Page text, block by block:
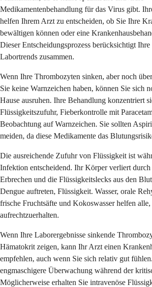
Medikamentenbehandlung für das Virus gibt.
helfen Ihrem Arzt zu entscheiden, ob Sie Ihre
bewältigen können oder eine
Dieser Entscheidungsprozess berücksichtigt
Labortrends zusammen.
Wenn Ihre Thrombozyten sinken, aber noch
Sie keine Warnzeichen haben, können Sie sich
Hause ausruhen. Ihre Behandlung konzentriert
Flüssigkeitszufuhr, Fieberkontrolle mit
Beobachtung auf Warnzeichen. Sie sollten
meiden, da diese Medikamente das
Die ausreichende Zufuhr von Flüssigkeit ist
Infektion entscheidend. Ihr Körper verliert durch
Erbrechen und die Flüssigkeitslecks aus den
Dengue auftreten, Flüssigkeit. Wasser, orale
frische Fruchtsäfte und Kokoswasser helfen
aufrechtzuerhalten.
Wenn Ihre Laborergebnisse sinkende
Hämatokrit zeigen, kann Ihr Arzt einen
empfehlen, auch wenn Sie sich relativ gut
engmaschigere Überwachung während der
Möglicherweise erhalten Sie intravenöse